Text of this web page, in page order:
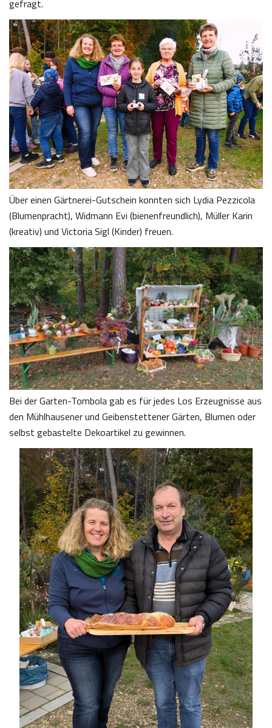
gefragt.
Über einen Gärtnerei-Gutschein konnten sich Lydia Pezzicola
(Blumenpracht), Widmann Evi (bienenfreundlich), Müller Karin
(kreativ) und Victoria Sigl (Kinder) freuen.
Bei der Garten-Tombola gab es für jedes Los Erzeugnisse aus
den Mühlhausener und Geibenstettener Gärten, Blumen oder
selbst gebastelte Dekoartikel zu gewinnen.